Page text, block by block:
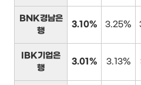
BNK경남은
행
3.10% 3.25%
IBK기업은
행
3.01% 3.13%